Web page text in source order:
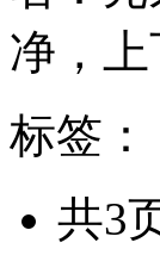
净，上
标签：
共3